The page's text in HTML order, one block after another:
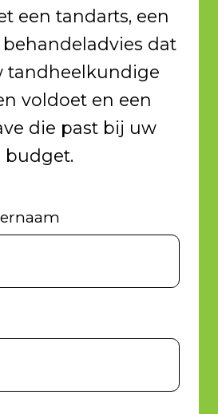
een tandarts, een
dat
tandheelkundige
voldoet en een
die past bij uw
budget.